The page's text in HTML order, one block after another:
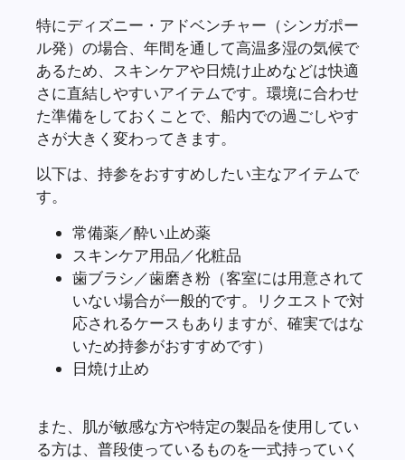
特にディズニー・アドベンチャー（シンガポー
ル発）の場合、年間を通して高温多湿の気候で
あるため、スキンケアや日焼け止めなどは快適
さに直結しやすいアイテムです。環境に合わせ
た準備をしておくことで、船内での過ごしやす
さが大きく変わってきます。
以下は、持参をおすすめしたい主なアイテムで
す。
常備薬／酔い止め薬
スキンケア用品／化粧品
歯ブラシ／歯磨き粉（客室には用意されて
いない場合が一般的です。リクエストで対
応されるケースもありますが、確実ではな
いため持参がおすすめです）
日焼け止め
また、肌が敏感な方や特定の製品を使用してい
る方は、普段使っているものを一式持っていく